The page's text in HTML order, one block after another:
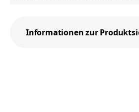
Informationen zur